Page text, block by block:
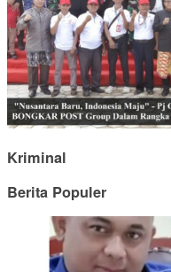
Kriminal
Berita Populer